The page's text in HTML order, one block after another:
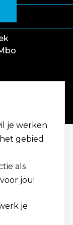
je werken
gebied
als
jou!
je